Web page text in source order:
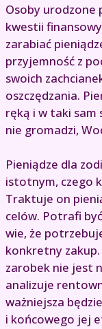
Osoby urodzone
kwestii
zarabiać
przyjemność z
swoich
oszczędzania.
ręką i w taki sam
nie gromadzi,
Pieniądze dla
istotnym, czego
Traktuje on
celów. Potrafi
wie, że
konkretny
zarobek nie jest
analizuje
ważniejsza
i końcowego jej